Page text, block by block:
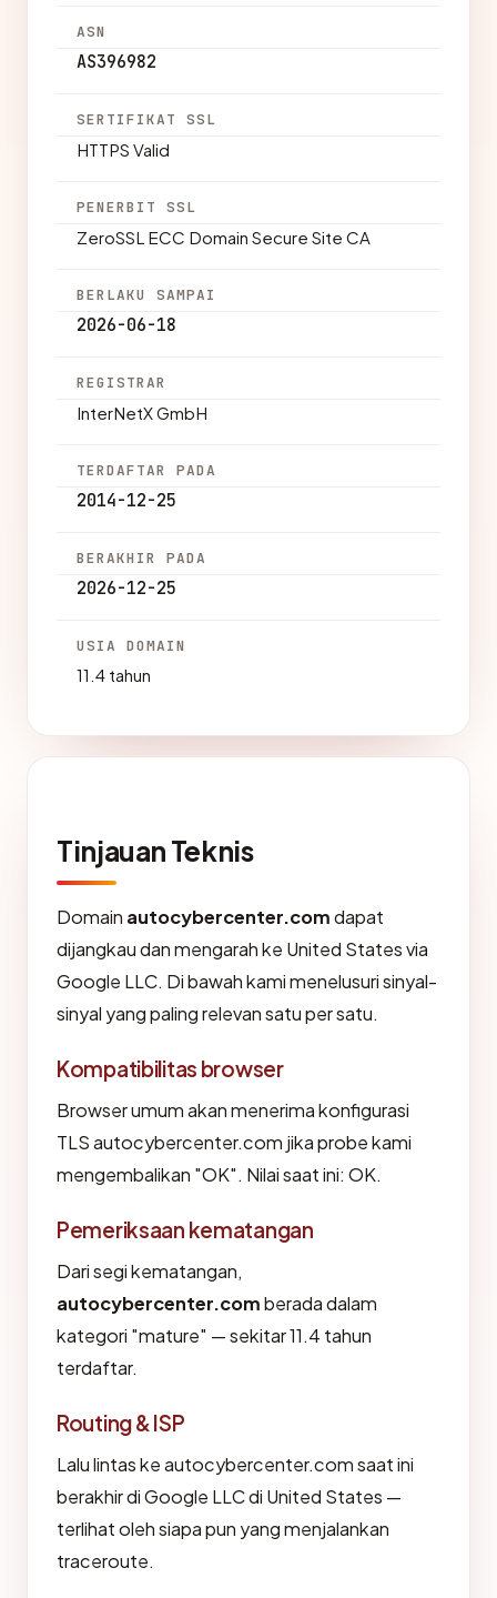
ASN
AS396982
SERTIFIKAT SSL
HTTPS Valid
PENERBIT SSL
ZeroSSL ECC Domain Secure Site CA
BERLAKU SAMPAI
2026-06-18
REGISTRAR
InterNetX GmbH
TERDAFTAR PADA
2014-12-25
BERAKHIR PADA
2026-12-25
USIA DOMAIN
11.4 tahun
Tinjauan Teknis
Domain autocybercenter.comdapat
dijangkau dan mengarah ke United States via
Google LLC. Di bawah kami menelusuri sinyal-
sinyal yang paling relevan satu per satu.
Kompatibilitas browser
Browser umum akan menerima konfigurasi
TLS autocybercenter.com jika probe kami
mengembalikan "OK". Nilai saat ini: OK.
Pemeriksaan kematangan
Dari segi kematangan,
autocybercenter.comberada dalam
kategori "mature" — sekitar 11.4 tahun
terdaftar.
Routing & ISP
Lalu lintas ke autocybercenter.com saat ini
berakhir di Google LLC di United States —
terlihat oleh siapa pun yang menjalankan
traceroute.